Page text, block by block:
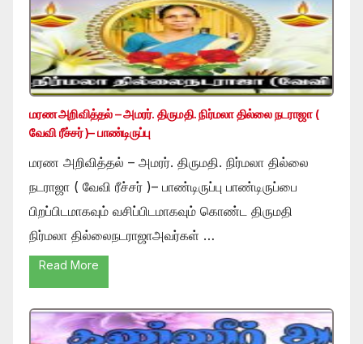
மரண அறிவித்தல் – அமரர். திருமதி. நிர்மலா தில்லை நடராஜா (
வேவி ரீச்சர் )– பாண்டிருப்பு
மரண அறிவித்தல் – அமரர். திருமதி. நிர்மலா தில்லை
நடராஜா ( வேவி ரீச்சர் )– பாண்டிருப்பு பாண்டிருப்பை
பிறப்பிடமாகவும் வசிப்பிடமாகவும் கொண்ட திருமதி
நிர்மலா தில்லைநடராஜாஅவர்கள் …
Read More